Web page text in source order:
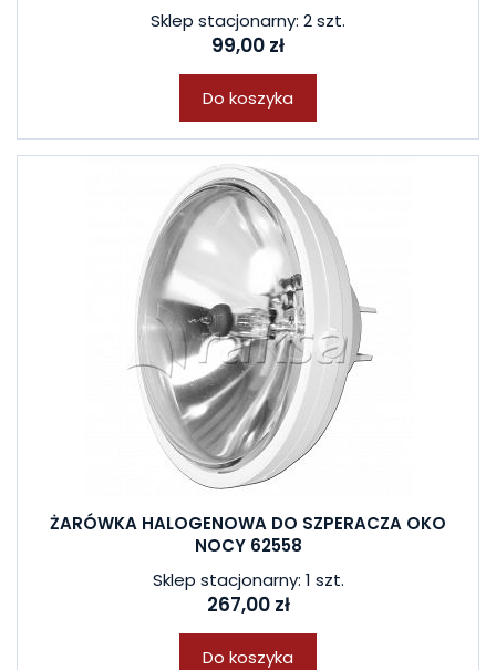
Sklep stacjonarny: 2 szt.
99,00 zł
Do koszyka
ŻARÓWKA HALOGENOWA DO SZPERACZA OKO
NOCY 62558
Sklep stacjonarny: 1 szt.
267,00 zł
Do koszyka